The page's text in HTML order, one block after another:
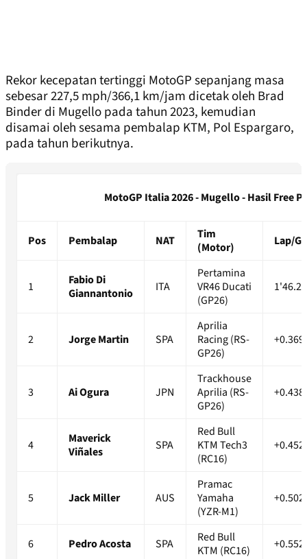
Rekor kecepatan tertinggi MotoGP sepanjang masa
sebesar 227,5 mph/366,1 km/jam dicetak oleh Brad
Binder di Mugello pada tahun 2023, kemudian
disamai oleh sesama pembalap KTM, Pol Espargaro,
pada tahun berikutnya.
MotoGP Italia 2026 - Mugello - Hasil Free
Pos Pembalap NAT
Tim
(Motor)
Lap/
1
Fabio Di
Giannantonio
ITA
Pertamina
VR46 Ducati
(GP26)
2 Jorge Martin SPA
Aprilia
Racing (RS-
GP26)
3 Ai Ogura JPN
Trackhouse
Aprilia (RS-
GP26)
4
Maverick
Viñales
SPA
Red Bull
KTM Tech3
(RC16)
5 Jack Miller AUS
Pramac
Yamaha
(YZR-M1)
6 Pedro Acosta SPA
Red Bull
KTM (RC16)